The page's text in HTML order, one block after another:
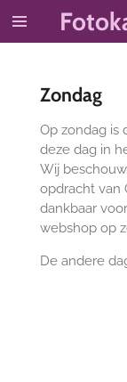
Ga
hoofdinhoud
Zondag
Op zondag is
deze dag in
Wij
opdracht van
dankbaar
webshop op
De andere